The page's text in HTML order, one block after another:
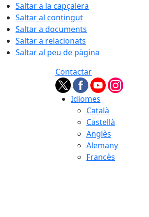
Saltar a la capçalera
Saltar al contingut
Saltar a documents
Saltar a relacionats
Saltar al peu de pàgina
Contactar
Idiomes
Català
Castellà
Anglès
Alemany
Francès